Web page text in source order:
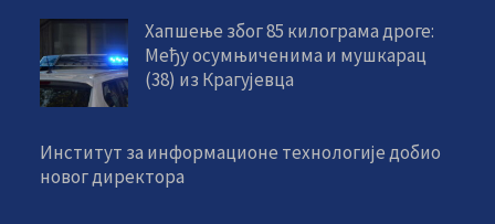
Хапшење због 85 килограма дроге:
Међу осумњиченима и мушкарац
(38) из Крагујевца
Институт за информационе технологије добио
новог директора